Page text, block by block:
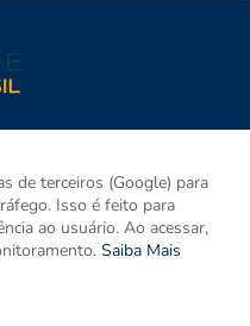
um espaço para discutir as
são política, cidades e
0010556/DF.
de terceiros (Google) para
Isso é feito para
ao usuário. Ao acessar,
Saiba Mais